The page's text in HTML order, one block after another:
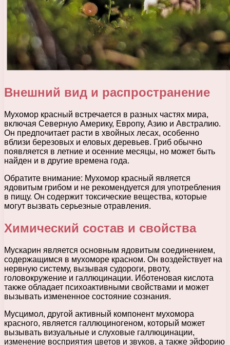
Внешний вид и распространение
Мухомор красный встречается в разных частях мира,
включая Северную Америку, Европу, Азию и Австралию.
Он предпочитает расти в хвойных лесах, особенно
вблизи березовых и еловых деревьев. Гриб обычно
появляется в летние и осенние месяцы, но может быть
найден и в другие времена года.
Обратите внимание: Мухомор красный является
ядовитым грибом и не рекомендуется для употребления
в пищу. Он содержит токсические вещества, которые
могут вызвать серьезные отравления.
Химический состав и свойства
Мускарин является основным ядовитым соединением,
содержащимся в мухоморе красном. Он воздействует на
нервную систему, вызывая судороги, рвоту,
головокружение и галлюцинации. Иботеновая кислота
также обладает психоактивными свойствами и может
вызывать измененное состояние сознания.
Мусцимол, другой активный компонент мухомора
красного, является галлюциногеном, который может
вызывать визуальные и слуховые галлюцинации,
изменение восприятия цветов и звуков, а также эйфорию